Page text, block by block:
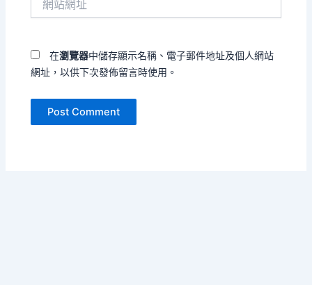
在瀏覽器中儲存顯示名稱、電子郵件地址及個人網站
網址，以供下次發佈留言時使用。